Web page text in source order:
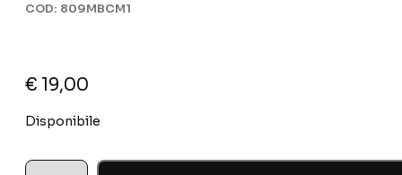
COD: 809MBCM1
€ 19,00
Disponibile